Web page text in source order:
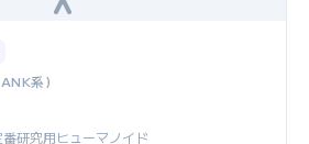
系)
研究用ヒューマノイド